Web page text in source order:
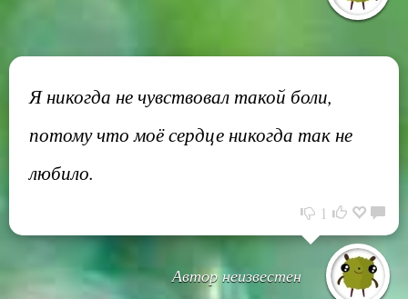
Я никогда не чувствовал такой боли,
потому что моё сердце никогда так не
любило.
1
Автор неизвестен